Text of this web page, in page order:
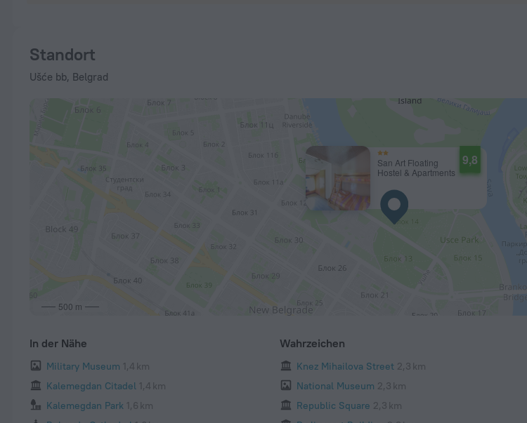
Standort
Ušće bb, Belgrad
San Art Floating
Hostel & Apartments
9,8
500 m
In der Nähe
Military Museum 1,4 km
Kalemegdan Citadel 1,4 km
Kalemegdan Park 1,6 km
Wahrzeichen
Knez Mihailova Street 2,3 km
National Museum 2,3 km
Republic Square 2,3 km